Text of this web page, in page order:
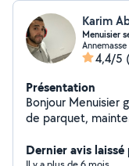
Karim
Menuisier
4,4/5
Présentation
Bonjour Menuisier
de parquet, maintenance sur
Dernier avis